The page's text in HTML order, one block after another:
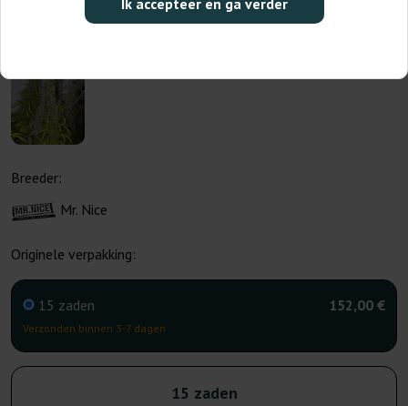
Ik accepteer en ga verder
Breeder:
Mr. Nice
Originele verpakking:
15 zaden
Verzonden binnen 3-7 dagen
152,00 €
15 zaden